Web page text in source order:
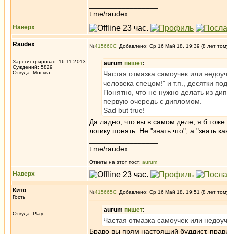
t.me/raudex
Наверх
Raudex
Зарегистрирован: 16.11.2013
Суждений: 5829
Откуда: Москва
№415660 Добавлено: Ср 16 Май 18, 19:39 (8 лет
aurum пишет:
Частая отмазка самоучек или
человека спецом!" и т.п., десятки
Понятно, что не нужно делать из
первую очередь с дипломом.
Sad but true!
Да ладно, что вы в самом деле, я б тоже
логику понять. Не "знать что", а "знать
t.me/raudex
Ответы на этот пост: aurum
Наверх
Кито
Гость
Откуда: Play
№415665 Добавлено: Ср 16 Май 18, 19:51 (8 лет
aurum пишет:
Частая отмазка самоучек или
Браво вы прям настоящий буддист,